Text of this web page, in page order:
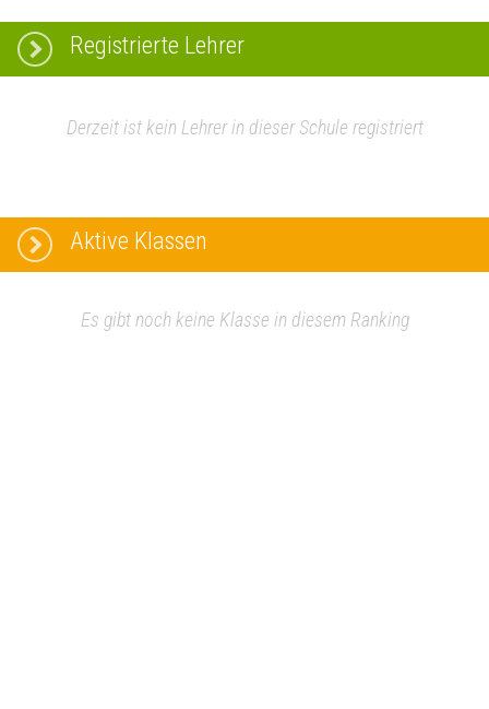
Registrierte Lehrer
Derzeit ist kein Lehrer in dieser Schule registriert
Aktive Klassen
Es gibt noch keine Klasse in diesem Ranking